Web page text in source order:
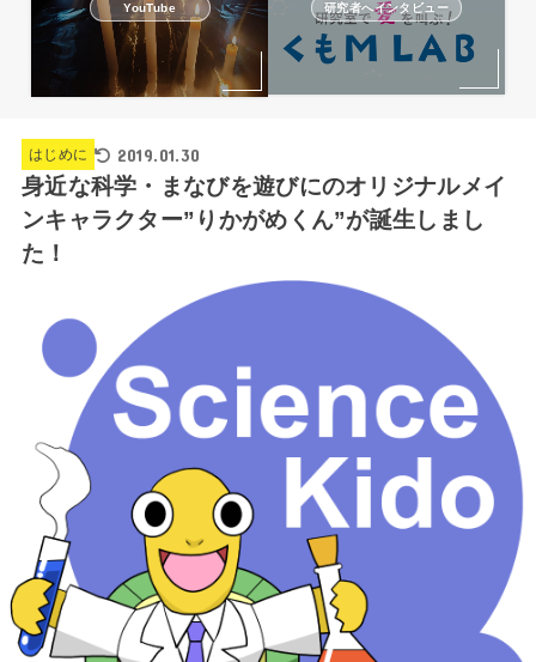
YouTube 研究者へインタビュー
はじめに 2019.01.30
身近な科学・まなびを遊びにのオリジナルメイ
ンキャラクター”りかがめくん”が誕生しまし
た！